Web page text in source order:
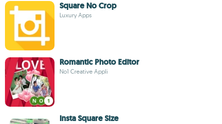
Square No Crop
Luxury Apps
Romantic Photo Editor
No1 Creative Appli
Insta Square Size